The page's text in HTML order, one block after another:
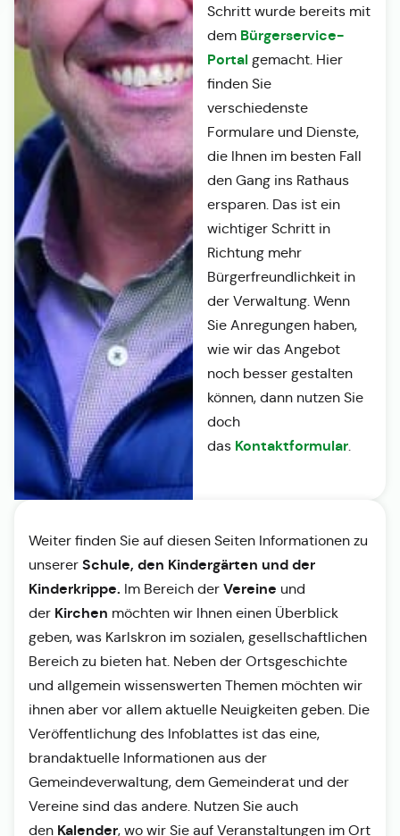
Schritt wurde bereits mit
dem Bürgerservice-
Portalgemacht. Hier
finden Sie
verschiedenste
Formulare und Dienste,
die Ihnen im besten Fall
den Gang ins Rathaus
ersparen. Das ist ein
wichtiger Schritt in
Richtung mehr
Bürgerfreundlichkeit in
der Verwaltung. Wenn
Sie Anregungen haben,
wie wir das Angebot
noch besser gestalten
können, dann nutzen Sie
doch
das Kontaktformular.
Weiter finden Sie auf diesen Seiten Informationen zu
unserer Schule, den Kindergärten und der
Kinderkrippe. Im Bereich der Vereine und
der Kirchen möchten wir Ihnen einen Überblick
geben, was Karlskron im sozialen, gesellschaftlichen
Bereich zu bieten hat. Neben der Ortsgeschichte
und allgemein wissenswerten Themen möchten wir
ihnen aber vor allem aktuelle Neuigkeiten geben. Die
Veröffentlichung des Infoblattes ist das eine,
brandaktuelle Informationen aus der
Gemeindeverwaltung, dem Gemeinderat und der
Vereine sind das andere. Nutzen Sie auch
den Kalender, wo wir Sie auf Veranstaltungen im Ort